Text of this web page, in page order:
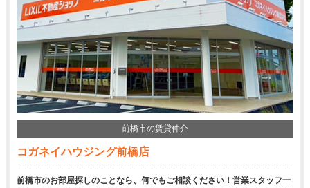
前橋市の賃貸仲介
コガネイハウジング前橋店
前橋市のお部屋探しのことなら、何でもご相談ください！営業スタッフ一